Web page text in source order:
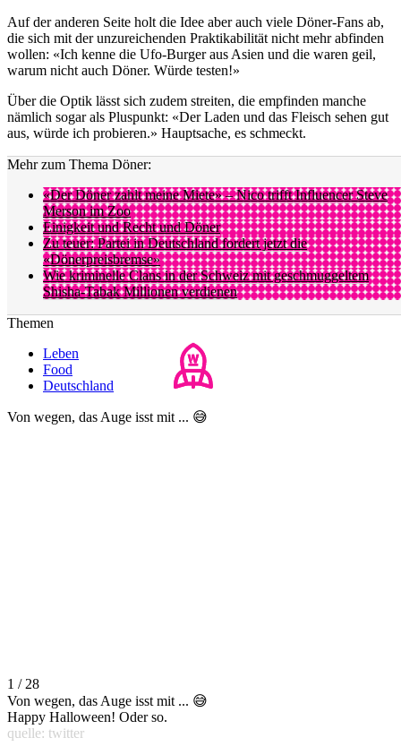
Auf der anderen Seite holt die Idee aber auch viele Döner-Fans ab,
die sich mit der unzureichenden Praktikabilität nicht mehr abfinden
wollen: «Ich kenne die Ufo-Burger aus Asien und die waren geil,
warum nicht auch Döner. Würde testen!»
Über die Optik lässt sich zudem streiten, die empfinden manche
nämlich sogar als Pluspunkt: «Der Laden und das Fleisch sehen gut
aus, würde ich probieren.» Hauptsache, es schmeckt.
Mehr zum Thema Döner:
«Der Döner zahlt meine Miete» – Nico trifft Influencer Steve
Merson im Zoo
Einigkeit und Recht und Döner
Zu teuer: Partei in Deutschland fordert jetzt die
«Dönerpreisbremse»
Wie kriminelle Clans in der Schweiz mit geschmuggeltem
Shisha-Tabak Millionen verdienen
Themen
Leben
Food
Deutschland
Von wegen, das Auge isst mit ... 😅
1 / 28
Von wegen, das Auge isst mit ... 😅
Happy Halloween! Oder so.
quelle: twitter